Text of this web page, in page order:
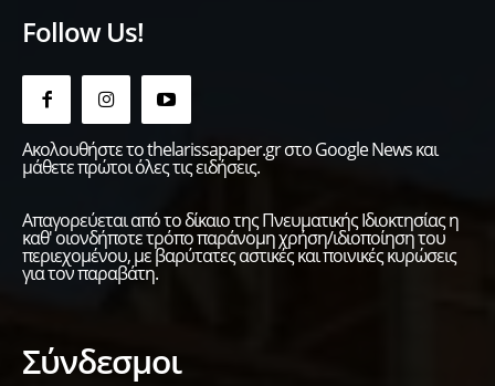
Follow Us!
Ακολουθήστε το thelarissapaper.gr στο Google News και
μάθετε πρώτοι όλες τις ειδήσεις.
Απαγορεύεται από το δίκαιο της Πνευματικής Ιδιοκτησίας η
καθ' οιονδήποτε τρόπο παράνομη χρήση/ιδιοποίηση του
περιεχομένου, με βαρύτατες αστικές και ποινικές κυρώσεις
για τον παραβάτη.
Σύνδεσμοι